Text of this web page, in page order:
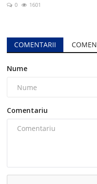
0
1601
COMENTARII
Nume
Comentariu